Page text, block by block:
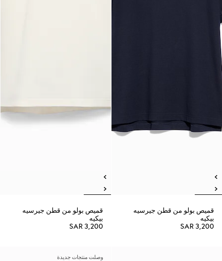
قميص بولو من قطن جيرسيه
بيكيه
SAR 3,200
قميص بولو من قطن جيرسيه
بيكيه
SAR 3,200
وصلت منتجات جديدة